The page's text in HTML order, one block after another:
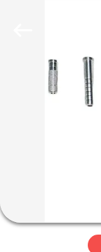
CASA
GIRO